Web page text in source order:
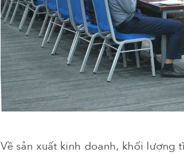
Về sản xuất kinh doanh, khối lượng